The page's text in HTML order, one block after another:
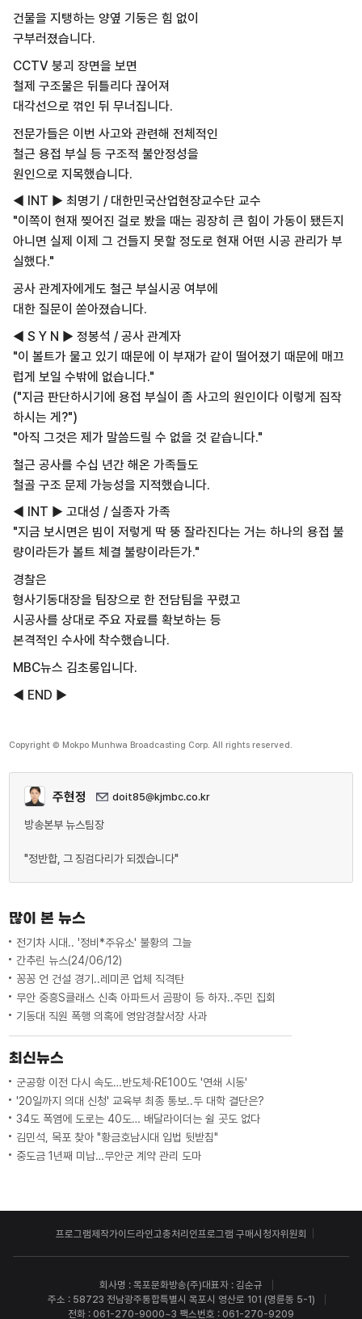
건물을 지탱하는 양옆 기둥은 힘 없이
구부러졌습니다.
CCTV 붕괴 장면을 보면
철제 구조물은 뒤틀리다 끊어져
대각선으로 꺾인 뒤 무너집니다.
전문가들은 이번 사고와 관련해 전체적인
철근 용접 부실 등 구조적 불안정성을
원인으로 지목했습니다.
◀ INT ▶ 최명기 / 대한민국산업현장교수단 교수
"이쪽이 현재 찢어진 걸로 봤을 때는 굉장히 큰 힘이 가동이 됐든지
아니면 실제 이제 그 건들지 못할 정도로 현재 어떤 시공 관리가 부
실했다."
공사 관계자에게도 철근 부실시공 여부에
대한 질문이 쏟아졌습니다.
◀ S Y N ▶ 정봉석 / 공사 관계자
"이 볼트가 물고 있기 때문에 이 부재가 같이 떨어졌기 때문에 매끄
럽게 보일 수밖에 없습니다."
("지금 판단하시기에 용접 부실이 좀 사고의 원인이다 이렇게 짐작
하시는 게?")
"아직 그것은 제가 말씀드릴 수 없을 것 같습니다."
철근 공사를 수십 년간 해온 가족들도
철골 구조 문제 가능성을 지적했습니다.
◀ INT ▶ 고대성 / 실종자 가족
"지금 보시면은 빔이 저렇게 딱 뚱 잘라진다는 거는 하나의 용접 불
량이라든가 볼트 체결 불량이라든가."
경찰은
형사기동대장을 팀장으로 한 전담팀을 꾸렸고
시공사를 상대로 주요 자료를 확보하는 등
본격적인 수사에 착수했습니다.
MBC뉴스 김초롱입니다.
◀ END ▶
Copyright © Mokpo Munhwa Broadcasting Corp. All rights reserved.
주현정 doit85@kjmbc.co.kr
방송본부 뉴스팀장
"정반합, 그 징검다리가 되겠습니다"
많이 본 뉴스
전기차 시대.. '정비*주유소' 불황의 그늘
간추린 뉴스(24/06/12)
꽁꽁 언 건설 경기..레미콘 업체 직격탄
무안 중흥S클래스 신축 아파트서 곰팡이 등 하자..주민 집회
기동대 직원 폭행 의혹에 영암경찰서장 사과
최신뉴스
군공항 이전 다시 속도…반도체·RE100도 '연쇄 시동'
'20일까지 의대 신청' 교육부 최종 통보..두 대학 결단은?
34도 폭염에 도로는 40도… 배달라이더는 쉴 곳도 없다
김민석, 목포 찾아 "황금호남시대 입법 뒷받침"
중도금 1년째 미납…무안군 계약 관리 도마
프로그램제작가이드라인 고충처리인 프로그램 구매시청자위원회
회사명 : 목포문화방송(주)대표자 : 김순규
주소 : 58723 전남광주통합특별시 목포시 영산로 101 (명륜동 5-1)
전화 : 061-270-9000~3 팩스번호 : 061-270-9209